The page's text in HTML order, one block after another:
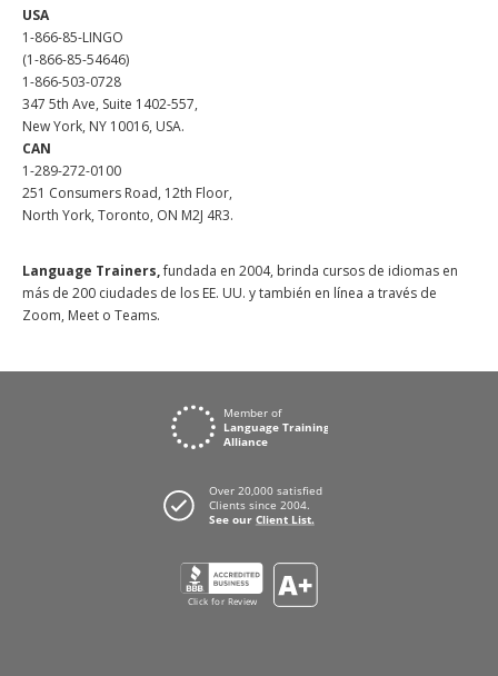
USA
1-866-85-LINGO
(1-866-85-54646)
1-866-503-0728
347 5th Ave, Suite 1402-557,
New York, NY 10016, USA.
CAN
1-289-272-0100
251 Consumers Road, 12th Floor,
North York, Toronto, ON M2J 4R3.
Language Trainers,fundada en 2004, brinda cursos de idiomas en
más de 200 ciudades de los EE. UU. y también en línea a través de
Zoom, Meet o Teams.